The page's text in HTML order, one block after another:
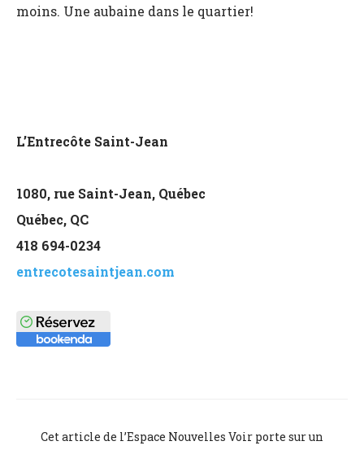
moins. Une aubaine dans le quartier!
L’Entrecôte Saint-Jean
1080, rue Saint-Jean, Québec
Québec, QC
418 694-0234
entrecotesaintjean.com
Cet article de l’Espace Nouvelles Voir porte sur un